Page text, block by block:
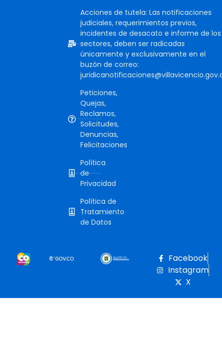
Acciones de tutela: Las notificaciones
judiciales, requerimientos previos,
incidentes de desacato e informe de los
sectores, deben ser radicadas
únicamente y exclusivamente en el
buzón de correo:
Peticiones,
Quejas,
Reclamos,
Solicitudes,
Denuncias,
Felicitaciones
Política
de
Privacidad
Política de
Tratamiento
de Datos
Facebook
Instagram
X